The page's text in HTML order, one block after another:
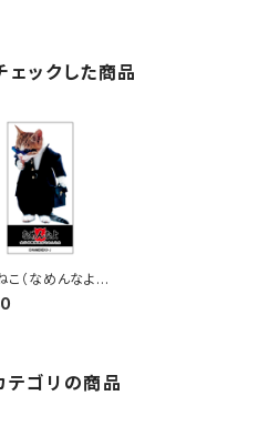
ェックした商品
こ（なめんなよ）
カー B-16
テゴリの商品